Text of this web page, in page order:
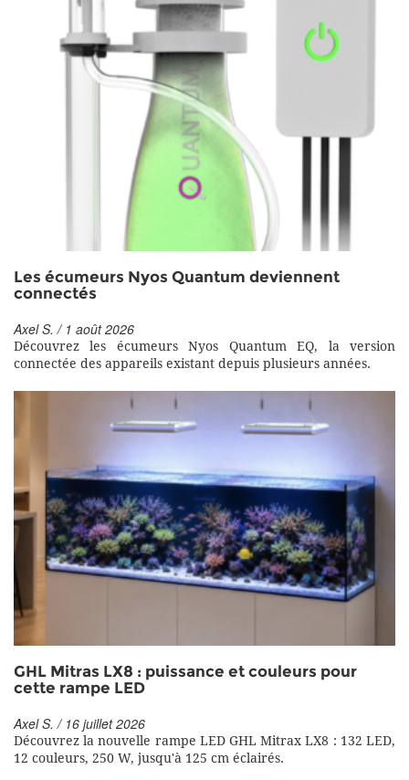
Les écumeurs Nyos Quantum deviennent
connectés
Axel S. / 1 août 2026
Découvrez les écumeurs Nyos Quantum EQ, la version
connectée des appareils existant depuis plusieurs années.
GHL Mitras LX8 : puissance et couleurs pour
cette rampe LED
Axel S. / 16 juillet 2026
Découvrez la nouvelle rampe LED GHL Mitrax LX8 : 132 LED,
12 couleurs, 250 W, jusqu'à 125 cm éclairés.